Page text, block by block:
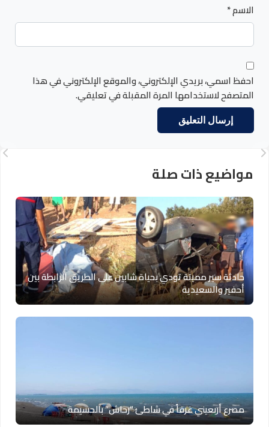
الاسم*
احفظ اسمي، بريدي الإلكتروني، والموقع الإلكتروني في هذا
المتصفح لاستخدامها المرة المقبلة في تعليقي.
مواضيع ذات صلة
حادثة سير مميتة تودي بحياة شابين على الطريق الرابطة بين
أحفير والسعيدية
مصرع أربعيني غرقاً في شاطئ “رحاش” بالحسيمة